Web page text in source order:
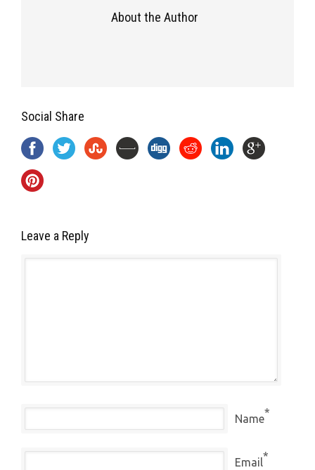
About the Author
Social Share
Leave a Reply
Name*
Email*